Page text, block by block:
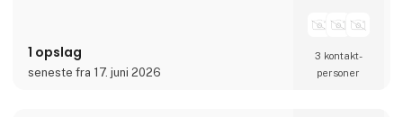
1 opslag
seneste fra 17. juni 2026
3 kontakt­
personer